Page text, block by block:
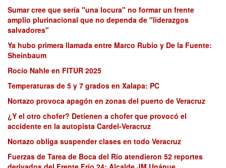
Sumar cree que sería "una locura" no formar un frente
amplio plurinacional que no dependa de "liderazgos
salvadores"
Ya hubo primera llamada entre Marco Rubio y De la Fuente:
Sheinbaum
Rocío Nahle en FITUR 2025
Temperaturas de 5 y 7 grados en Xalapa: PC
Nortazo provoca apagón en zonas del puerto de Veracruz
¿Y el otro chofer? Detienen a chofer que provocó el
accidente en la autopista Cardel-Veracruz
Nortazo obliga suspender clases en todo Veracruz
Fuerzas de Tarea de Boca del Río atendieron 52 reportes